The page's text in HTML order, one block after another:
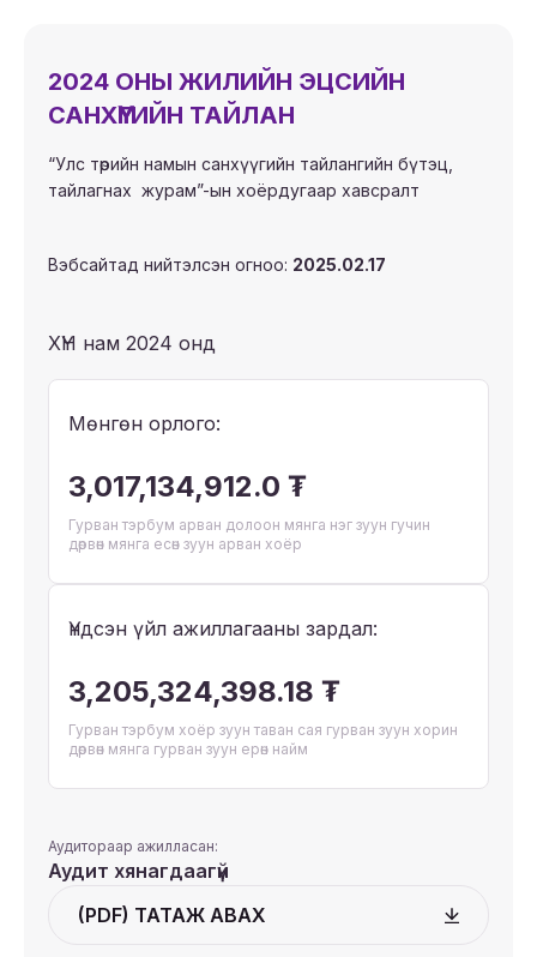
2024 ОНЫ ЖИЛИЙН ЭЦСИЙН
САНХҮҮГИЙН ТАЙЛАН
“Улс төрийн намын санхүүгийн тайлангийн бүтэц,
тайлагнах журам”-ын хоёрдугаар хавсралт
Вэбсайтад нийтэлсэн огноо: 2025.02.17
ХҮН нам 2024 онд
Мөнгөн орлого:
3,017,134,912.0 ₮
Гурван тэрбум арван долоон мянга нэг зуун гучин
дөрвөн мянга есөн зуун арван хоёр
Үндсэн үйл ажиллагааны зардал:
3,205,324,398.18 ₮
Гурван тэрбум хоёр зуун таван сая гурван зуун хорин
дөрвөн мянга гурван зуун ерөн найм
Аудитораар ажилласан:
Аудит хянагдаагүй
(PDF) ТАТАЖ АВАХ